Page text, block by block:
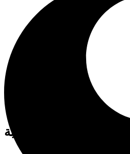
تكنولوجيا المراقبة
بتقنيات قديمة؟